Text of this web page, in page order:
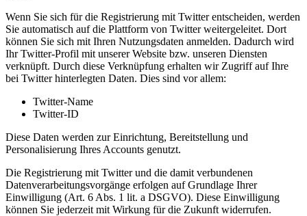
Wenn Sie sich für die Registrierung mit Twitter entscheiden, werden
Sie automatisch auf die Plattform von Twitter weitergeleitet. Dort
können Sie sich mit Ihren Nutzungsdaten anmelden. Dadurch wird
Ihr Twitter-Profil mit unserer Website bzw. unseren Diensten
verknüpft. Durch diese Verknüpfung erhalten wir Zugriff auf Ihre
bei Twitter hinterlegten Daten. Dies sind vor allem:
Twitter-Name
Twitter-ID
Diese Daten werden zur Einrichtung, Bereitstellung und
Personalisierung Ihres Accounts genutzt.
Die Registrierung mit Twitter und die damit verbundenen
Datenverarbeitungsvorgänge erfolgen auf Grundlage Ihrer
Einwilligung (Art. 6 Abs. 1 lit. a DSGVO). Diese Einwilligung
können Sie jederzeit mit Wirkung für die Zukunft widerrufen.